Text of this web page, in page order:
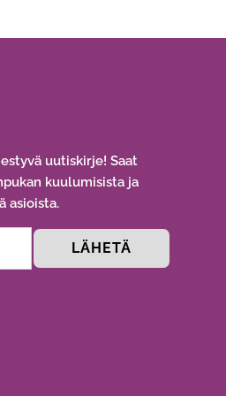
uutiskirje! Saat
kuulumisista ja
asioista.
LÄHETÄ